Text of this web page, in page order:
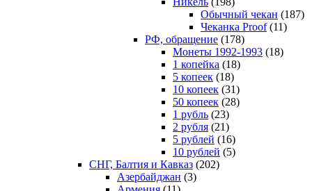
Обычный чекан (187)
Чеканка Proof(11)
РФ, обращение (178)
Монеты 1992-1993 (18)
1 копейка (18)
5 копеек (18)
10 копеек (31)
50 копеек (28)
1 рубль (23)
2 рубля (21)
5 рублей (16)
10 рублей (5)
СНГ, Балтия и Кавказ (202)
Азербайджан (3)